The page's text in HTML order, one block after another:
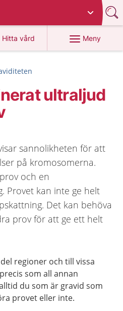
Hitta vård
på 1177.se
Meny
ultraljud
sannolikheten för att
på kromosomerna.
och en
Provet kan inte ge helt
Det kan behöva
prov för att ge ett helt
regioner och till vissa
som all annan
du som är gravid som
provet eller inte.